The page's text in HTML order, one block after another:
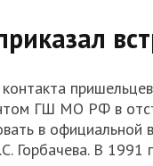
ГШ МО РФ в
в
Горбачева. В 1991